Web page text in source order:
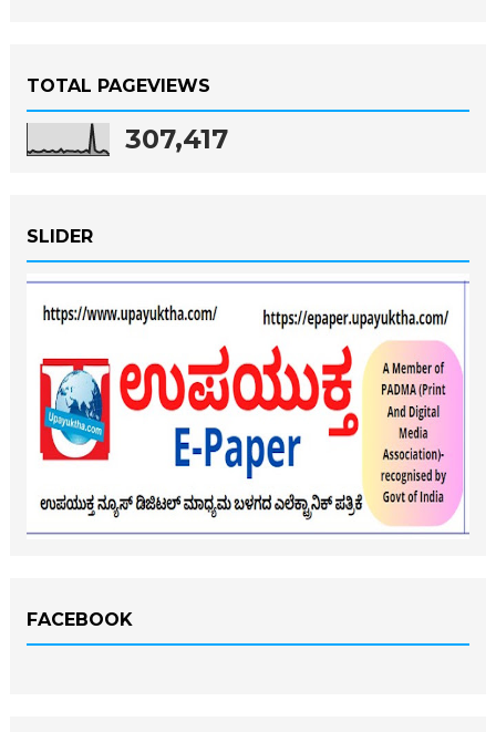
TOTAL PAGEVIEWS
307,417
SLIDER
FACEBOOK